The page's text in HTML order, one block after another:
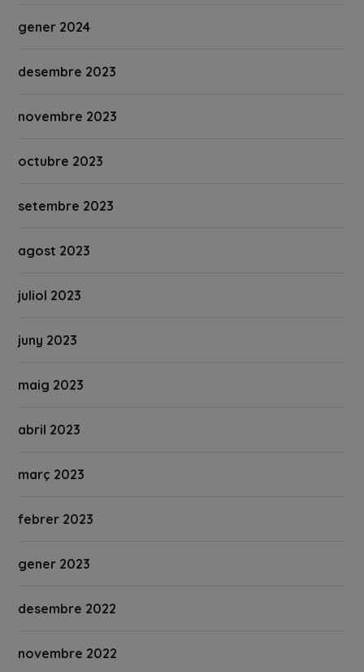
gener 2024
desembre 2023
novembre 2023
octubre 2023
setembre 2023
agost 2023
juliol 2023
juny 2023
maig 2023
abril 2023
març 2023
febrer 2023
gener 2023
desembre 2022
novembre 2022